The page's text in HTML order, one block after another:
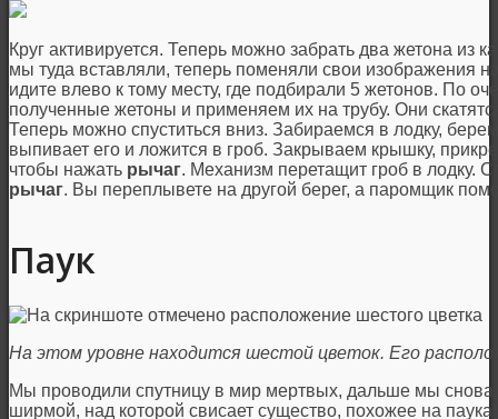
Круг активируется. Теперь можно забрать два жетона из
мы туда вставляли, теперь поменяли свои изображения
идите влево к тому месту, где подбирали 5 жетонов. По
полученные жетоны и применяем их на трубу. Они
Теперь можно спуститься вниз. Забираемся в лодку,
выпивает его и ложится в гроб. Закрываем крышку,
чтобы нажать рычаг. Механизм перетащит гроб в лодку.
рычаг. Вы переплывете на другой берег, а паромщик
Паук
На этом уровне находится шестой цветок. Его
Мы проводили спутницу в мир мертвых, дальше мы
ширмой, над которой свисает существо, похожее на